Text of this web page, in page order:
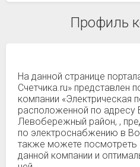
Профиль
На данной странице
Счетчика.ru» представлен
компании «Электрическая
расположенной по
Левобережный район, ,
по электроснабжению в
также можете
данной компании и